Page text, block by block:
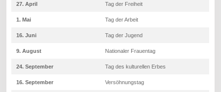
27. April Tag der Freiheit
1. Mai Tag der Arbeit
16. Juni Tag der Jugend
9. August Nationaler Frauentag
24. September Tag des kulturellen Erbes
16. September Versöhnungstag